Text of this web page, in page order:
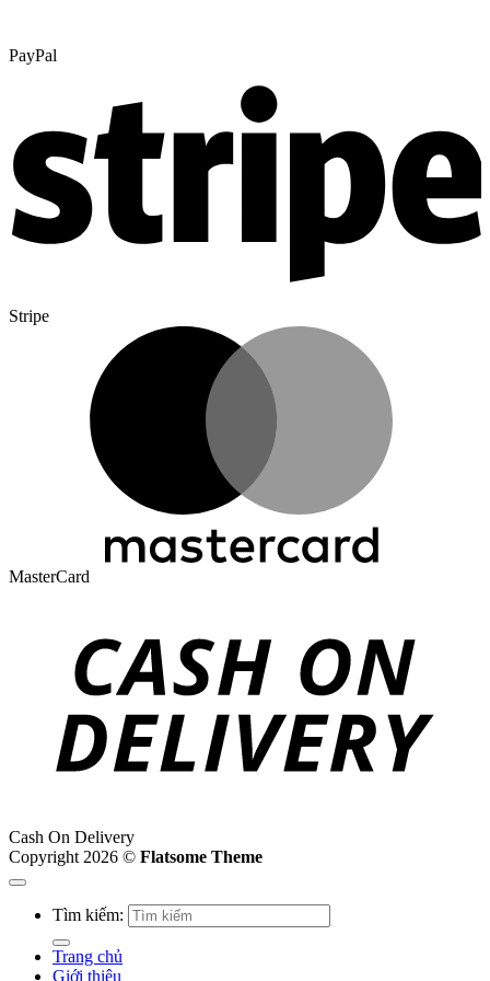
PayPal
Stripe
MasterCard
Cash On Delivery
Copyright 2026 © Flatsome Theme
Tìm kiếm:
Trang chủ
Giới thiệu